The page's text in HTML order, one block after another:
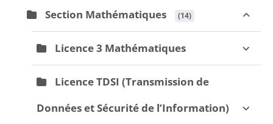
Section Mathématiques (14)
Licence 3 Mathématiques
Licence TDSI (Transmission de
Données et Sécurité de l’Information)